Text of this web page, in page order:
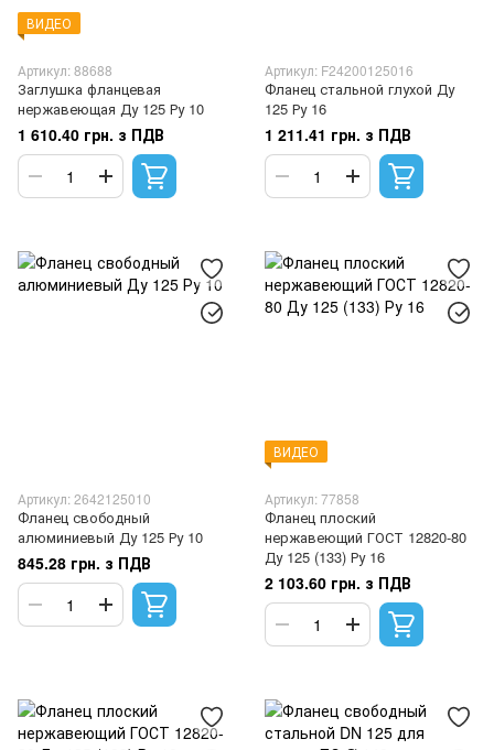
ВИДЕО
Артикул: 88688
Заглушка фланцевая
нержавеющая Ду 125 Ру 10
1 610.40 грн. з ПДВ
Артикул: F24200125016
Фланец стальной глухой Ду
125 Ру 16
1 211.41 грн. з ПДВ
Артикул: 2642125010
Фланец свободный
алюминиевый Ду 125 Ру 10
845.28 грн. з ПДВ
ВИДЕО
Артикул: 77858
Фланец плоский
нержавеющий ГОСТ 12820-80
Ду 125 (133) Ру 16
2 103.60 грн. з ПДВ